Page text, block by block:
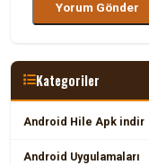
Kategoriler
Android Hile Apk indir
Android Uygulamaları